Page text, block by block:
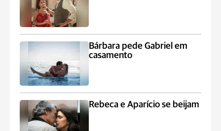
Bárbara pede Gabriel em
casamento
Rebeca e Aparício se beijam